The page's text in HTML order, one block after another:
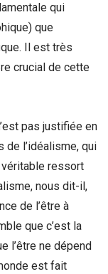
qui
que
Il est très
crucial de cette
pas justifiée en
de l’idéalisme, qui
ressort
nous dit-il,
de l’être à
que c’est la
l’être ne dépend
est fait